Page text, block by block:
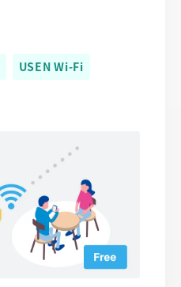
USEN Wi-Fi